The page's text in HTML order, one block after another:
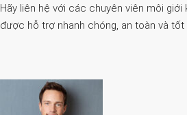
Hãy liên hệ với các chuyên viên môi
được hỗ trợ nhanh chóng, an toàn và tốt